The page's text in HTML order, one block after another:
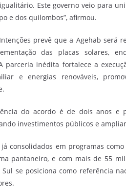
Este governo veio para
e dos quilombos”, afirmou.
prevê que a Agehab será
das placas solares,
parceria inédita fortalece a
e energias renováveis,
do acordo é de dois anos e
investimentos públicos e
consolidados em programas
pantaneiro, e com mais de 55
Sul se posiciona como referência